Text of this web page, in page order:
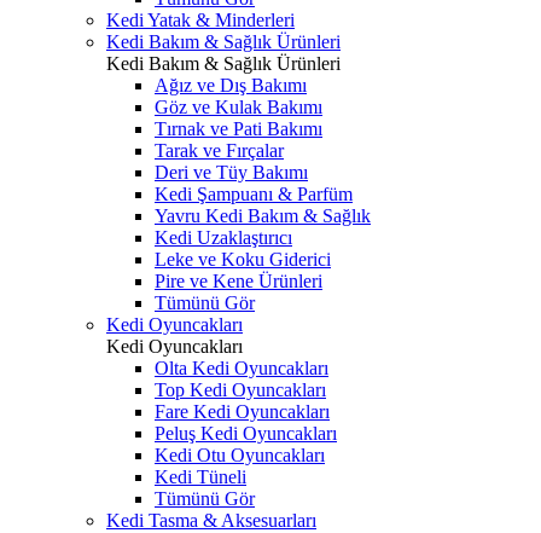
Kedi Yatak & Minderleri
Kedi Bakım & Sağlık Ürünleri
Kedi Bakım & Sağlık Ürünleri
Ağız ve Dış Bakımı
Göz ve Kulak Bakımı
Tırnak ve Pati Bakımı
Tarak ve Fırçalar
Deri ve Tüy Bakımı
Kedi Şampuanı & Parfüm
Yavru Kedi Bakım & Sağlık
Kedi Uzaklaştırıcı
Leke ve Koku Giderici
Pire ve Kene Ürünleri
Tümünü Gör
Kedi Oyuncakları
Kedi Oyuncakları
Olta Kedi Oyuncakları
Top Kedi Oyuncakları
Fare Kedi Oyuncakları
Peluş Kedi Oyuncakları
Kedi Otu Oyuncakları
Kedi Tüneli
Tümünü Gör
Kedi Tasma & Aksesuarları